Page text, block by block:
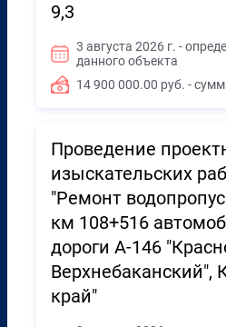
9,3
3 августа 2026 г. -
данного объекта
14 900 000.00 руб. -
Проведение
изыскательских
"Ремонт
км 108+516
дороги А-146
Верхнебаканский",
край"